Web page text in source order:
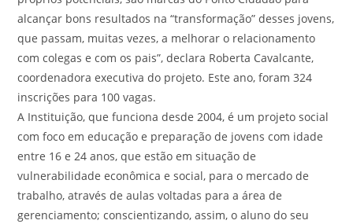
alcançar bons resultados na “transformação” desses jovens,
que passam, muitas vezes, a melhorar o relacionamento
com colegas e com os pais”, declara Roberta Cavalcante,
coordenadora executiva do projeto. Este ano, foram 324
inscrições para 100 vagas.
A Instituição, que funciona desde 2004, é um projeto social
com foco em educação e preparação de jovens com idade
entre 16 e 24 anos, que estão em situação de
vulnerabilidade econômica e social, para o mercado de
trabalho, através de aulas voltadas para a área de
gerenciamento; conscientizando, assim, o aluno do seu